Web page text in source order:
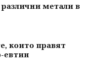
метали в
които правят
евтин